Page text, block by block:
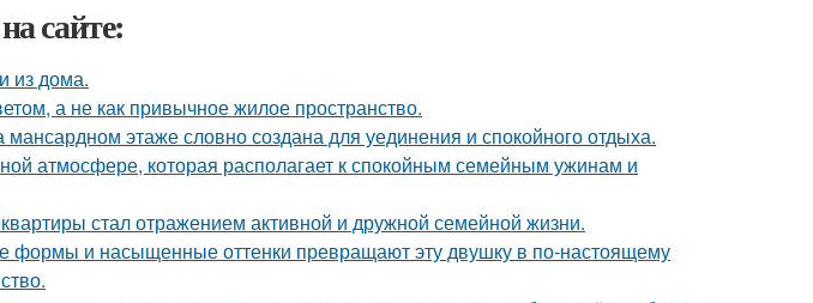
сайте:
из дома.
а не как привычное жилое пространство.
этаже словно создана для уединения и спокойного отдыха.
атмосфере, которая располагает к спокойным семейным ужинам и
стал отражением активной и дружной семейной жизни.
формы и насыщенные оттенки превращают эту двушку в по-настоящему